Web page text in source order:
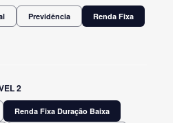
Previdência Renda Fixa
2
Renda Fixa Duração Baixa